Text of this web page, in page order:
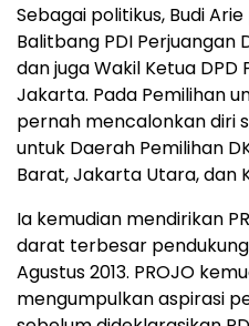
Sebagai politikus, Budi
Balitbang PDI Perjuangan
dan juga Wakil Ketua DPD
Jakarta. Pada Pemilihan
pernah mencalonkan diri
untuk Daerah Pemilihan
Barat, Jakarta Utara, dan
Ia kemudian mendirikan
darat terbesar
Agustus 2013. PROJO
mengumpulkan aspirasi